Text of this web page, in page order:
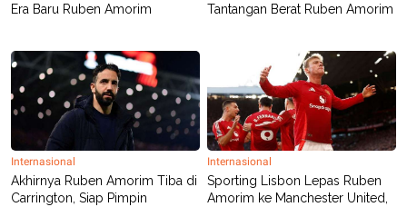
Era Baru Ruben Amorim Tantangan Berat Ruben Amorim
Internasional
Akhirnya Ruben Amorim Tiba di
Carrington, Siap Pimpin
Internasional
Sporting Lisbon Lepas Ruben
Amorim ke Manchester United,